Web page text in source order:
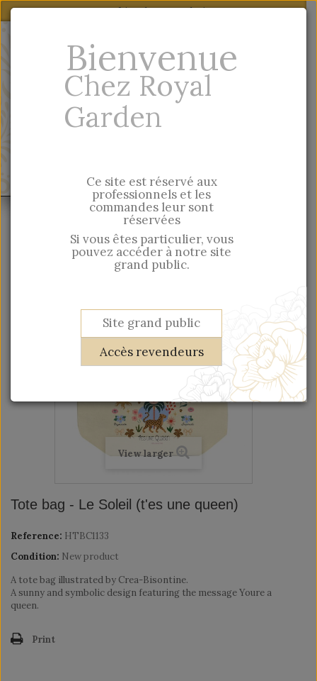
Lien de votre choix
- Fr
En
MENU
Hirondelles & Cie
Par Créatrices
Créa-Bisontine
Tote bag - Le Soleil (t'es une queen)
View larger
Tote bag - Le Soleil (t'es une queen)
Reference: HTBC1133
Condition: New product
A tote bag illustrated by Crea-Bisontine.
A sunny and symbolic design featuring the message Youre a
queen.
Print
Bienvenue
Chez Royal
Garden
Ce site est réservé aux
professionnels et les
commandes leur sont
réservées
Si vous êtes particulier, vous
pouvez accéder à notre site
grand public.
Site grand public
Accès revendeurs